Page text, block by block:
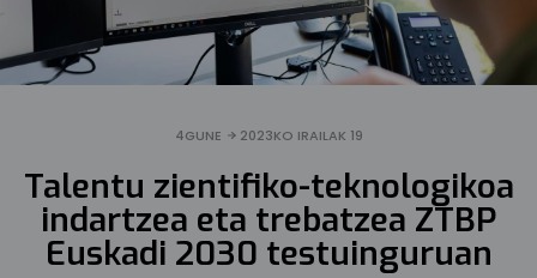
4GUNE 2023KO IRAILAK 19
Talentu zientifiko-teknologikoa
indartzea eta trebatzea ZTBP
Euskadi 2030 testuinguruan